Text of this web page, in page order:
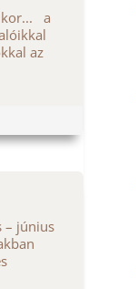
a
az
– június